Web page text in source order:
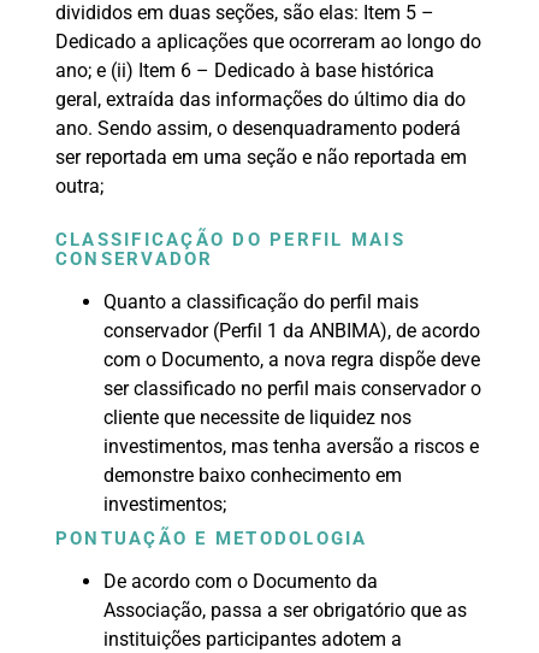
divididos em duas seções, são elas: Item 5 –
Dedicado a aplicações que ocorreram ao longo do
ano; e (ii) Item 6 – Dedicado à base histórica
geral, extraída das informações do último dia do
ano. Sendo assim, o desenquadramento poderá
ser reportada em uma seção e não reportada em
outra;
CLASSIFICAÇÃO DO PERFIL MAIS
CONSERVADOR
Quanto a classificação do perfil mais
conservador (Perfil 1 da ANBIMA), de acordo
com o Documento, a nova regra dispõe deve
ser classificado no perfil mais conservador o
cliente que necessite de liquidez nos
investimentos, mas tenha aversão a riscos e
demonstre baixo conhecimento em
investimentos;
PONTUAÇÃO E METODOLOGIA
De acordo com o Documento da
Associação, passa a ser obrigatório que as
instituições participantes adotem a